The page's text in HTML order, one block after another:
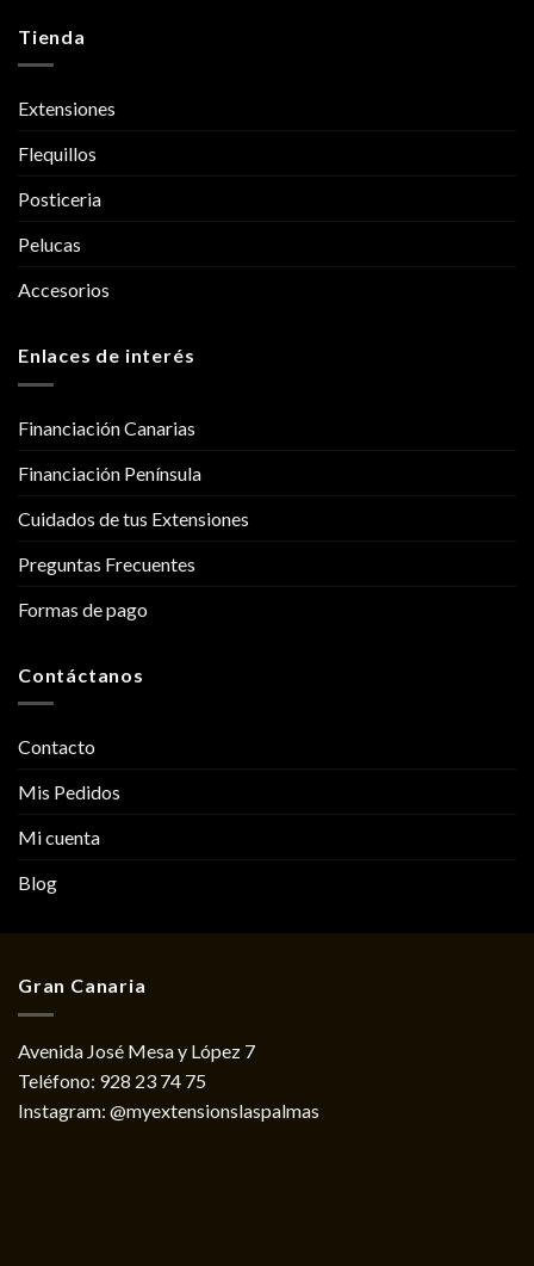
Tienda
Extensiones
Flequillos
Posticeria
Pelucas
Accesorios
Enlaces de interés
Financiación Canarias
Financiación Península
Cuidados de tus Extensiones
Preguntas Frecuentes
Formas de pago
Contáctanos
Contacto
Mis Pedidos
Mi cuenta
Blog
Gran Canaria
Avenida José Mesa y López 7
Teléfono: 928 23 74 75
Instagram: @myextensionslaspalmas